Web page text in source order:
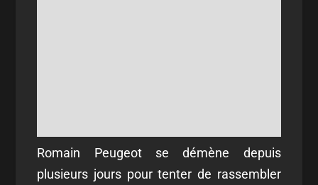
Romain Peugeot se démène depuis
plusieurs jours pour tenter de rassembler